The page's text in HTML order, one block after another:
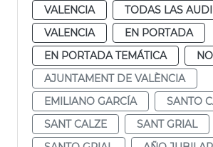
VALENCIA
TODAS LAS
VALENCIA
EN PORTADA
EN PORTADA TEMÁTICA
AJUNTAMENT DE VALÈNCIA
EMILIANO GARCÍA
SANTO
SANT CALZE
SANT GRIAL